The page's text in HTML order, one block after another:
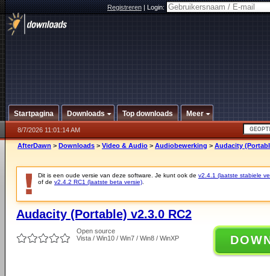
Registreren|Login:
Startpagina Downloads Top downloads Meer
8/7/2026 11:01:14 AM
AfterDawn > Downloads > Video & Audio > Audiobewerking > Audacity
Dit is een oude versie van deze software. Je kunt ook de v2.4.1 (laatste stabiele
of de v2.4.2 RC1 (laatste beta versie)
Audacity (Portable) v2.3.0 RC2
Open source
Vista / Win10 / Win7 / Win8 / WinXP